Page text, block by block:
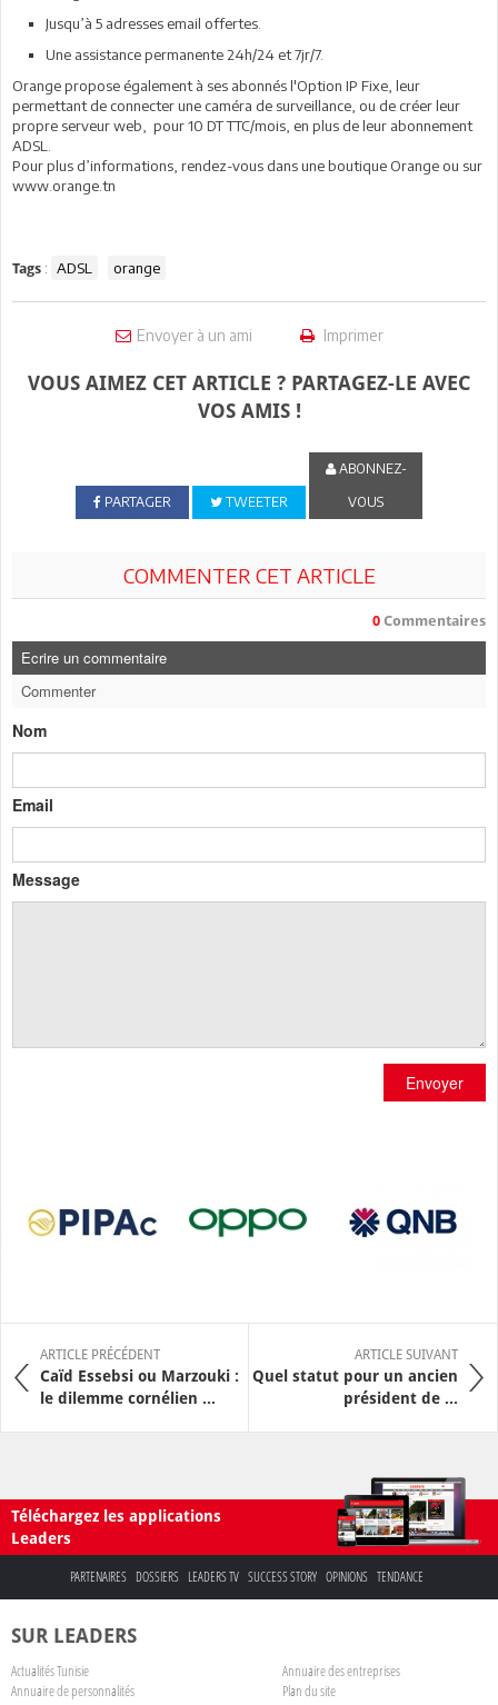
Jusqu’à 5 adresses email offertes.
Une assistance permanente 24h/24 et 7jr/7.
Orange propose également à ses abonnés l'Option IP Fixe, leur
permettant de connecter une caméra de surveillance, ou de créer leur
propre serveur web, pour 10 DT TTC/mois, en plus de leur abonnement
ADSL.
Pour plus d’informations, rendez-vous dans une boutique Orange ou sur
www.orange.tn
Tags : ADSL orange
Envoyer à un ami Imprimer
VOUS AIMEZ CET ARTICLE ? PARTAGEZ-LE AVEC
VOS AMIS !
PARTAGER TWEETER
ABONNEZ-
VOUS
COMMENTER CET ARTICLE
0 Commentaires
Ecrire un commentaire
Commenter
Nom
Email
Message
Envoyer
ARTICLE PRÉCÉDENT
Caïd Essebsi ou Marzouki :
le dilemme cornélien ...
ARTICLE SUIVANT
Quel statut pour un ancien
président de ...
Téléchargez les applications
Leaders
PARTENAIRES DOSSIERS LEADERS TV SUCCESS STORY OPINIONS TENDANCE
SUR LEADERS
Actualités Tunisie
Annuaire des entreprises
Annuaire de personnalités
Plan du site